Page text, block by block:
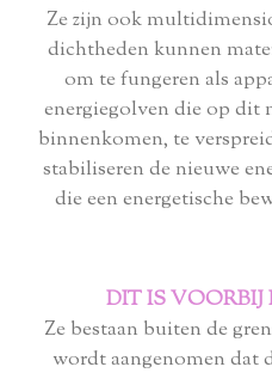
Ze zijn ook
dichtheden kunnen
om te fungeren als
energiegolven die op dit
binnenkomen, te
stabiliseren de nieuwe
die een energetische
DIT IS VOORBIJ
Ze bestaan ​​buiten de
wordt aangenomen dat